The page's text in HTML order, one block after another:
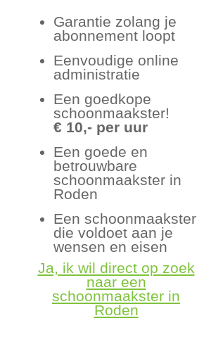
Garantie zolang je
abonnement loopt
Eenvoudige online
administratie
Een goedkope
schoonmaakster!
€ 10,- per uur
Een goede en
betrouwbare
schoonmaakster in
Roden
Een schoonmaakster
die voldoet aan je
wensen en eisen
Ja, ik wil direct op zoek
naar een
schoonmaakster in
Roden